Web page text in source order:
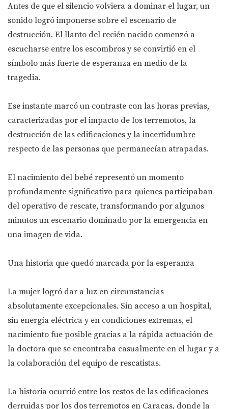
Antes de que el silencio volviera a dominar el lugar, un
sonido logró imponerse sobre el escenario de
destrucción. El llanto del recién nacido comenzó a
escucharse entre los escombros y se convirtió en el
símbolo más fuerte de esperanza en medio de la
tragedia.
Ese instante marcó un contraste con las horas previas,
caracterizadas por el impacto de los terremotos, la
destrucción de las edificaciones y la incertidumbre
respecto de las personas que permanecían atrapadas.
El nacimiento del bebé representó un momento
profundamente significativo para quienes participaban
del operativo de rescate, transformando por algunos
minutos un escenario dominado por la emergencia en
una imagen de vida.
Una historia que quedó marcada por la esperanza
La mujer logró dar a luz en circunstancias
absolutamente excepcionales. Sin acceso a un hospital,
sin energía eléctrica y en condiciones extremas, el
nacimiento fue posible gracias a la rápida actuación de
la doctora que se encontraba casualmente en el lugar y a
la colaboración del equipo de rescatistas.
La historia ocurrió entre los restos de las edificaciones
derruidas por los dos terremotos en Caracas, donde la